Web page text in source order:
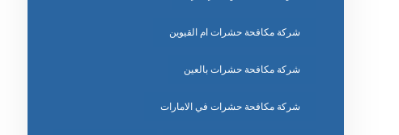
شركة مكافحة حشرات ام القيوين
شركة مكافحة حشرات بالعين
شركة مكافحة حشرات في الامارات